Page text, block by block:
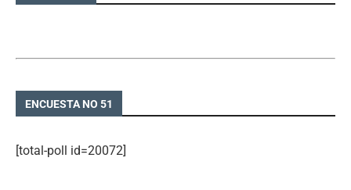
ENCUESTA NO 51
[total-poll id=20072]